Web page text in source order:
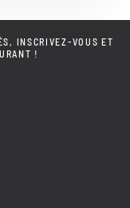
INSCRIVEZ-VOUS ET
!